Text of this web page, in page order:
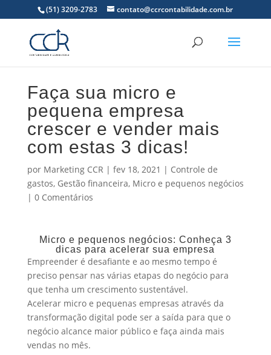
(51) 3209-2783 contato@ccrcontabilidade.com.br
Faça sua micro e
pequena empresa
crescer e vender mais
com estas 3 dicas!
por Marketing CCR | fev 18, 2021 | Controle de
gastos, Gestão financeira, Micro e pequenos negócios
| 0 Comentários
Micro e pequenos negócios: Conheça 3
dicas para acelerar sua empresa
Empreender é desafiante e ao mesmo tempo é
preciso pensar nas várias etapas do negócio para
que tenha um crescimento sustentável.
Acelerar micro e pequenas empresas através da
transformação digital pode ser a saída para que o
negócio alcance maior público e faça ainda mais
vendas no mês.